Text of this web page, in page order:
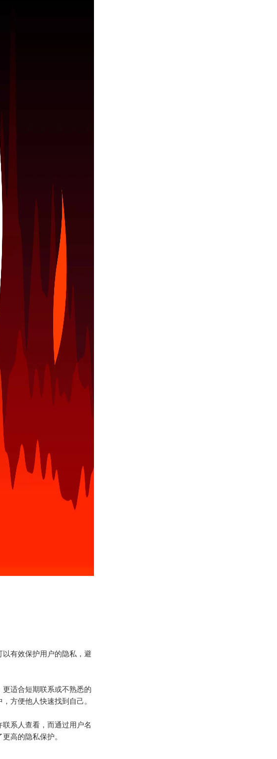
有效保护用户的隐私，避
适合短期联系或不熟悉的
方便他人快速找到自己。
系人查看，而通过用户名
高的隐私保护。